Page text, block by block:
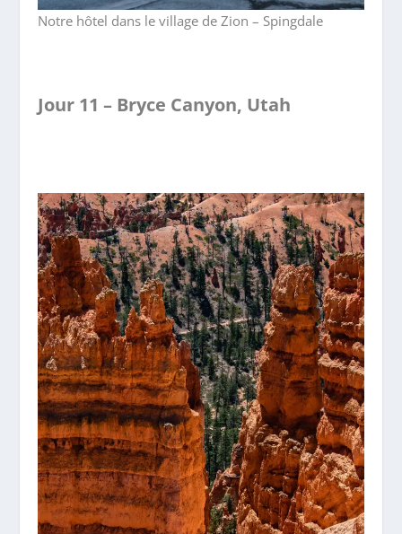
Notre hôtel dans le village de Zion – Spingdale
Jour 11 – Bryce Canyon, Utah